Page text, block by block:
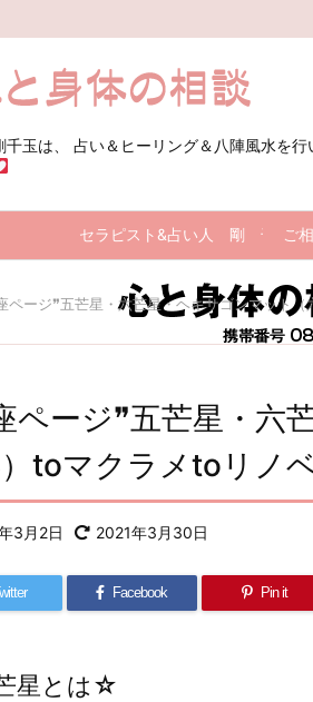
玉は、 占い＆ヒーリング＆八陣風水を行
セラピスト&占い人 剛 千玉の
ご
ページ❞五芒星・六芒星・ヘキサゴンマット
ページ❞五芒星・六
toマクラメtoリノ
3月2日 2021年3月30日
Facebook Pin it
星とは☆